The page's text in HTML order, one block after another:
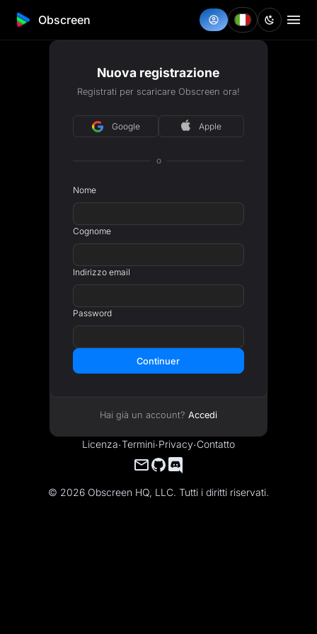
Obscreen
Nuova registrazione
Registrati per scaricare Obscreen ora!
Google Apple
o
Nome
Cognome
Indirizzo email
Password
Continuer
Hai già un account? Accedi
Licenza·Termini·Privacy·Contatto
© 2026 Obscreen HQ, LLC. Tutti i diritti riservati.